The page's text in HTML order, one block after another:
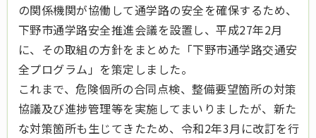
の関係機関が協働して通学路の安全を確保するため、
下野市通学路安全推進会議を設置し、平成27年2月
に、その取組の方針をまとめた「下野市通学路交通安
全プログラム」を策定しました。
これまで、危険個所の合同点検、整備要望箇所の対策
協議及び進捗管理等を実施してまいりましたが、新た
な対策箇所も生じてきたため、令和2年3月に改訂を行